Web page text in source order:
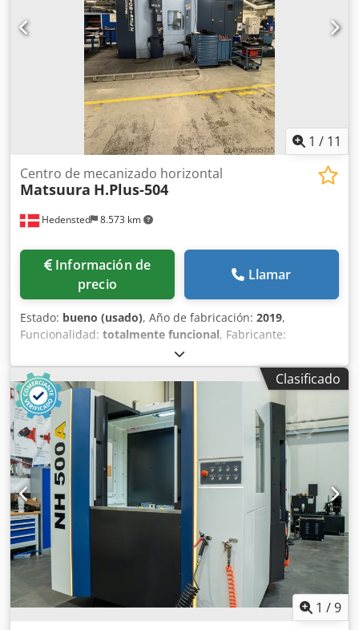
1 / 11
Hedensted 8.573 km
Centro de mecanizado horizontal
Matsuura H.Plus-504
Información de
precio
Llamar
Estado: bueno (usado), Año de fabricación: 2019,
Funcionalidad: totalmente funcional, Fabricante:
Matsuura Modelo: H.Plus-504 CNC: Matsuura G-Tech 31i
Año de fabricación: 12/2019 Cjdpfx Ajxyiixsa Uerf Eje X: 730
mm Eje Y: 730 mm Eje Z: 800 mm Eje B: 360° Pieza máxima:
Ø800 mm x H1000 mm y 750 kg por pallet Velocidad del
husillo (min⁻¹): 12.000 SK40
Clasificado
1 /9